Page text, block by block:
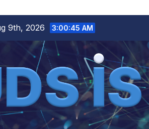
9th, 2026
3:00:46 AM